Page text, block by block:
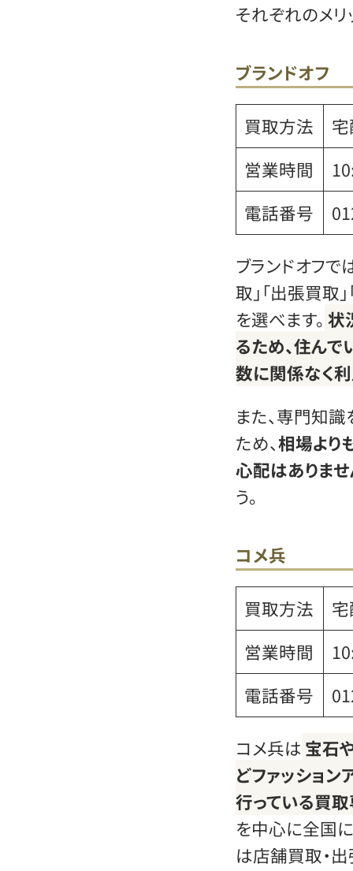
それぞれのメリ
ブランドオフ
買取方法
営業時間
電話番号
ブランドオフで
取」「出張買取
を選べます。 状
るため、住ん
数に関係なく
また、専門知
ため、相場より
心配はありませ
う。
コメ兵
買取方法
営業時間
電話番号
コメ兵は宝石
どファッショ
行っている買
を中心に全国
は店舗買取・